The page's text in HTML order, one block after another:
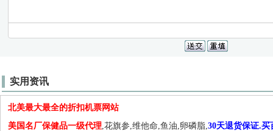
实用资讯
北美最大最全的折扣机票网站
美国名厂保健品一级代理,花旗参,维他命,鱼油,卵磷脂,30天退货保证.买